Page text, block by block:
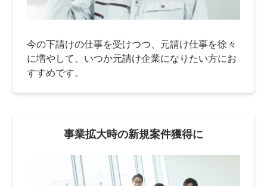
今の下請けの仕事を受けつつ、元請け仕事を徐々
に増やして、いつか元請け企業になりたい方にお
すすめです。
事業拡大時の新規案件獲得に